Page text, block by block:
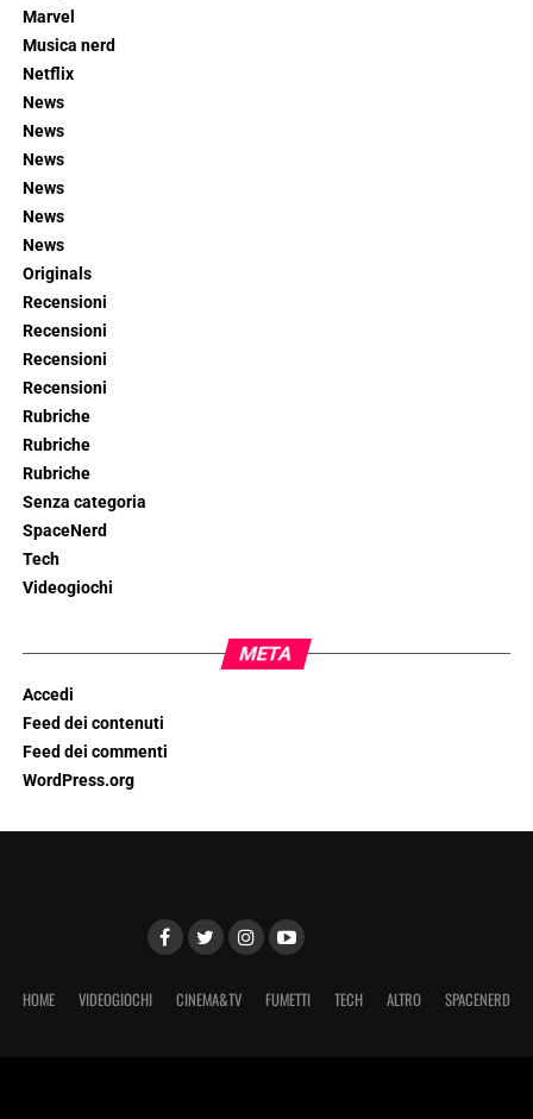
Marvel
Musica nerd
Netflix
News
News
News
News
News
News
Originals
Recensioni
Recensioni
Recensioni
Recensioni
Rubriche
Rubriche
Rubriche
Senza categoria
SpaceNerd
Tech
Videogiochi
META
Accedi
Feed dei contenuti
Feed dei commenti
WordPress.org
HOME VIDEOGIOCHI CINEMA&TV FUMETTI TECH ALTRO SPACENERD